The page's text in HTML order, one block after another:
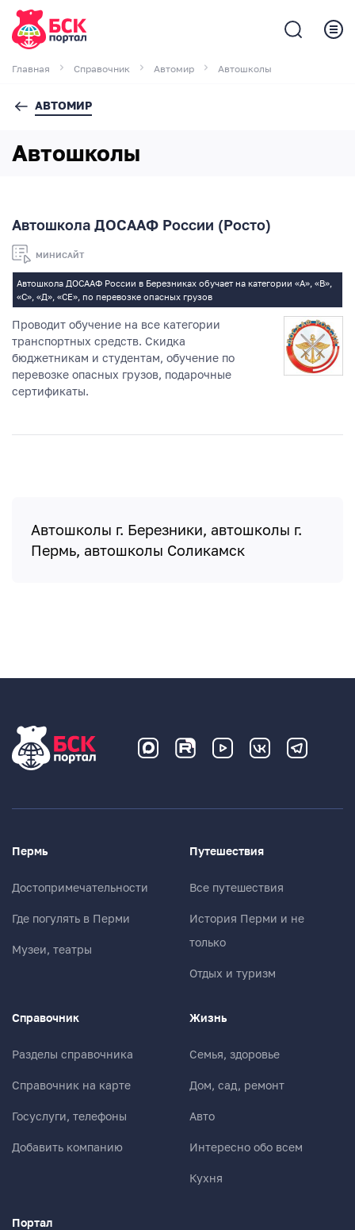
Главная Справочник Автомир Автошколы
АВТОМИР
Автошколы
Автошкола ДОСААФ России (Росто)
МИНИСАЙТ
Автошкола ДОСААФ России в Березниках обучает на категории «А», «В»,
«С», «Д», «СЕ», по перевозке опасных грузов
Проводит обучение на все категории
транспортных средств. Скидка
бюджетникам и студентам, обучение по
перевозке опасных грузов, подарочные
сертификаты.
Автошколы г. Березники, автошколы г.
Пермь, автошколы Соликамск
Пермь
Достопримечательности
Где погулять в Перми
Музеи, театры
Путешествия
Все путешествия
История Перми и не
только
Отдых и туризм
Справочник
Разделы справочника
Справочник на карте
Госуслуги, телефоны
Добавить компанию
Жизнь
Семья, здоровье
Дом, сад, ремонт
Авто
Интересно обо всем
Кухня
Портал